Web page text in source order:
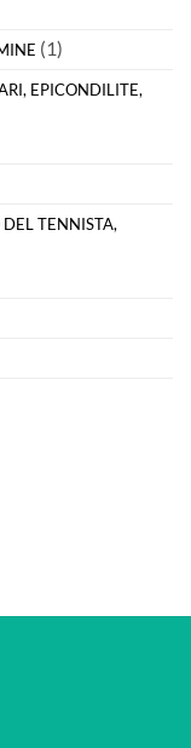
(1)
EPICONDILITE,
TENNISTA,